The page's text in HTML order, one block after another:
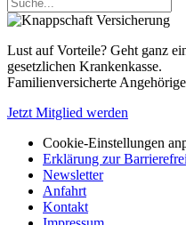
Lust auf Vorteile? Geht ganz
gesetzlichen Krankenkasse.
Familienversicherte
Jetzt Mitglied werden
Cookie-Einstellungen
Erklärung zur
Newsletter
Anfahrt
Kontakt